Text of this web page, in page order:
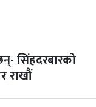
सिंहदरबारको
राखौं